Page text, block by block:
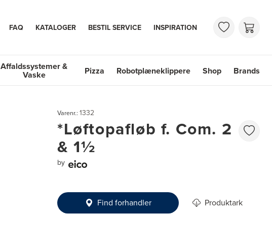
FAQ KATALOGER BESTIL SERVICE INSPIRATION
Affaldssystemer &
Vaske Pizza Robotplæneklippere Shop Brands
Varenr.: 1332
*Løftopafløb f. Com. 2
& 1½
by
Find forhandler Produktark